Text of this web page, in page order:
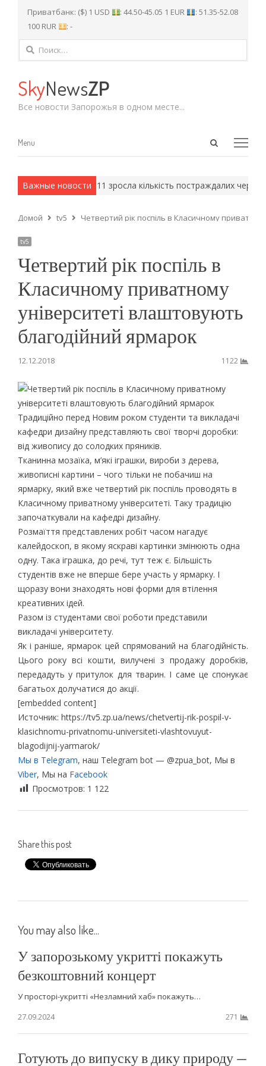
Приватбанк: ($) 1 USD : 44.50-45.05 1 EUR
: 51.35-52.08
100 RUR
: -
Найти:
SkyNewsZP
Все новости Запорожья в одном месте...
Open
Menu
Menu
Важные новости
методы. До 11 зросла кількість постраждалих через
Домой tv5 Четвертий рік поспіль в Класичному
tv5
Четвертий рік поспіль в
Класичному приватному
університеті влаштовують
благодійний ярмарок
12.12.2018 1122
Традиційно перед Новим роком студенти та викладачі
кафедри дизайну представляють свої творчі доробки:
від живопису до солодких пряників.
Тканинна мозаїка, м’які іграшки, вироби з дерева,
живописні картини – чого тільки не побачиш на
ярмарку, який вже четвертий рік поспіль проводять в
Класичному приватному університеті. Таку традицію
започаткували на кафедрі дизайну.
Розмаїття представлених робіт часом нагадує
калейдоскоп, в якому яскраві картинки змінюють одна
одну. Така іграшка, до речі, тут теж є. Більшість
студентів вже не вперше бере участь у ярмарку. І
щоразу вони знаходять нові форми для втілення
креативних ідей.
Разом із студентами свої роботи представили
викладачі університету.
Як і раніше, ярмарок цей спрямований на благодійність.
Цього року всі кошти, вилучені з продажу доробків,
передадуть у притулок для тварин. І саме це спонукає
багатьох долучатися до акції.
[embedded content]
Источник: https://tv5.zp.ua/news/chetvertij-rik-pospil-v-
klasichnomu-privatnomu-universiteti-vlashtovuyut-
blagodijnij-yarmarok/
Мы в Telegram, наш Telegram bot — @zpua_bot, Мы в
Viber, Мы на Facebook
Просмотров: 1 122
Share this post
You may also like...
У запорозькому укритті покажуть
безкоштовний концерт
У просторі-укритті «Незламний хаб» покажуть…
27.09.2024
271
Готують до випуску в дику природу —